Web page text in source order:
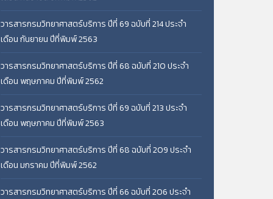
วารสารกรมวิทยาศาสตร์บริการ ปีที่ 69 ฉบับที่ 214 ประจำ
เดือน กันยายน ปีที่พิมพ์ 2563
วารสารกรมวิทยาศาสตร์บริการ ปีที่ 68 ฉบับที่ 210 ประจำ
เดือน พฤษภาคม ปีที่พิมพ์ 2562
วารสารกรมวิทยาศาสตร์บริการ ปีที่ 69 ฉบับที่ 213 ประจำ
เดือน พฤษภาคม ปีที่พิมพ์ 2563
วารสารกรมวิทยาศาสตร์บริการ ปีที่ 68 ฉบับที่ 209 ประจำ
เดือน มกราคม ปีที่พิมพ์ 2562
วารสารกรมวิทยาศาสตร์บริการ ปีที่ 66 ฉบับที่ 206 ประจำ